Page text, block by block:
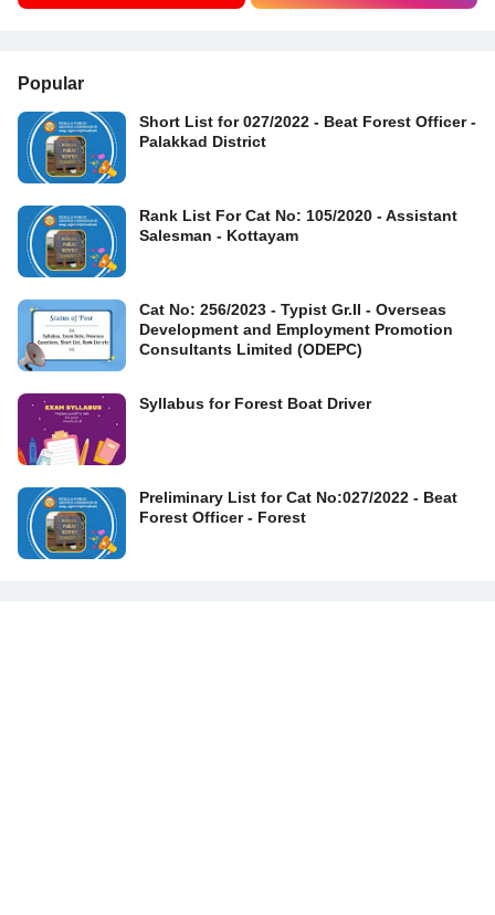
Popular
Short List for 027/2022 - Beat Forest Officer -
Palakkad District
Rank List For Cat No: 105/2020 - Assistant
Salesman - Kottayam
Cat No: 256/2023 - Typist Gr.II - Overseas
Development and Employment Promotion
Consultants Limited (ODEPC)
Syllabus for Forest Boat Driver
Preliminary List for Cat No:027/2022 - Beat
Forest Officer - Forest